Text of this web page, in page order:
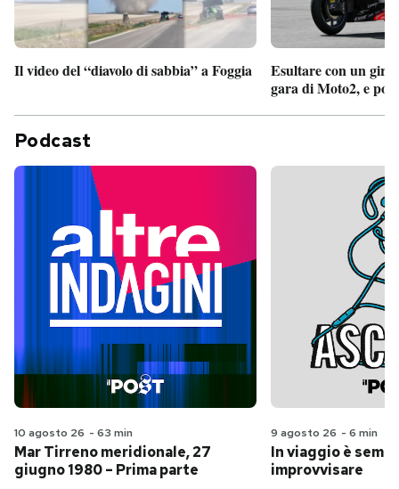
Il video del “diavolo di sabbia” a Foggia
Esultare con un
gara di Moto2, e poi
Podcast
10 agosto 26 - 63 min
Mar Tirreno meridionale, 27
giugno 1980 – Prima parte
9 agosto 26 - 6 min
In viaggio è
improvvisare